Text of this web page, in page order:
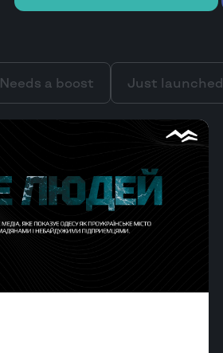
Needs a boost Just launched